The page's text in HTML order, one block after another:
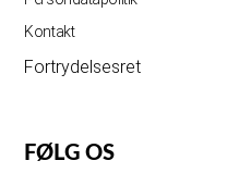
Kontakt
Fortrydelsesret
FØLG OS